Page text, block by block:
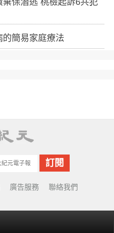
保潛逃 桃檢起訴6共犯
的簡易家庭療法
廣告服務 聯絡我們